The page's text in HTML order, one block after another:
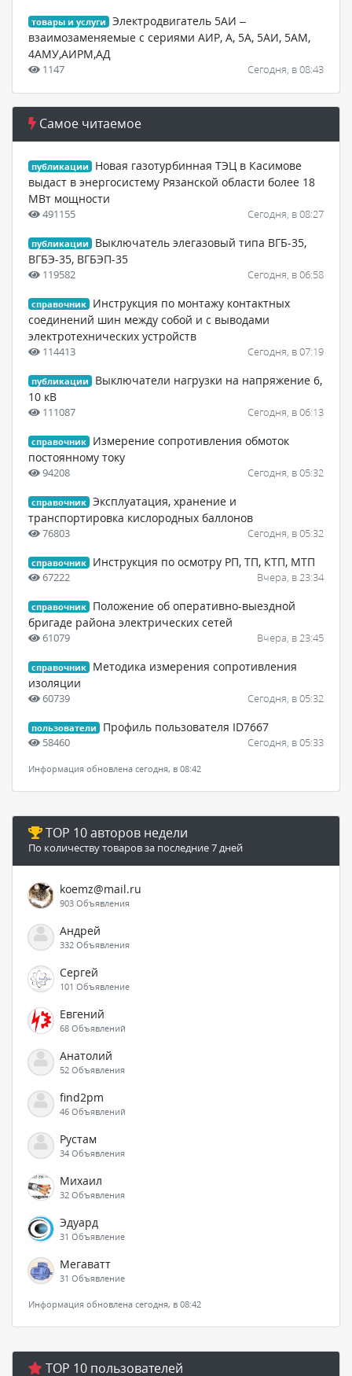
товары и услуги
Электродвигатель 5АИ –
взаимозаменяемые с сериями АИР, А, 5А, 5АИ, 5АМ,
4АМУ,АИРМ,АД
1147 Сегодня, в 08:43
Самое читаемое
публикации
Новая газотурбинная ТЭЦ в Касимове
выдаст в энергосистему Рязанской области более 18
МВт мощности
491155 Сегодня, в 08:27
публикации
Выключатель элегазовый типа ВГБ-35,
ВГБЭ-35, ВГБЭП-35
119582 Сегодня, в 06:58
справочник
Инструкция по монтажу контактных
соединений шин между собой и с выводами
электротехнических устройств
114413 Сегодня, в 07:19
публикации
Выключатели нагрузки на напряжение 6,
10 кВ
111087 Сегодня, в 06:13
справочник
Измерение сопротивления обмоток
постоянному току
94208 Сегодня, в 05:32
справочник Эксплуатация, хранение и
транспортировка кислородных баллонов
76803 Сегодня, в 05:32
справочник Инструкция по осмотру РП, ТП, КТП, МТП
67222 Вчера, в 23:34
справочник
Положение об оперативно-выездной
бригаде района электрических сетей
61079 Вчера, в 23:45
справочник
Методика измерения сопротивления
изоляции
60739 Сегодня, в 05:32
пользователи Профиль пользователя ID7667
58460 Сегодня, в 05:33
Информация обновлена сегодня, в 08:42
TOP 10 авторов недели
По количеству товаров за последние 7 дней
koemz@mail.ru
903 Объявления
Андрей
332 Объявления
Сергей
101 Объявление
Евгений
68 Объявлений
Анатолий
52 Объявления
find2pm
46 Объявлений
Рустам
34 Объявления
Михаил
32 Объявления
Эдуард
31 Объявление
Мегаватт
31 Объявление
Информация обновлена сегодня, в 08:42
TOP 10 пользователей